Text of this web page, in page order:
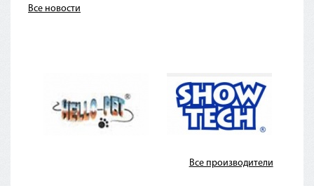
Все новости
Все производители